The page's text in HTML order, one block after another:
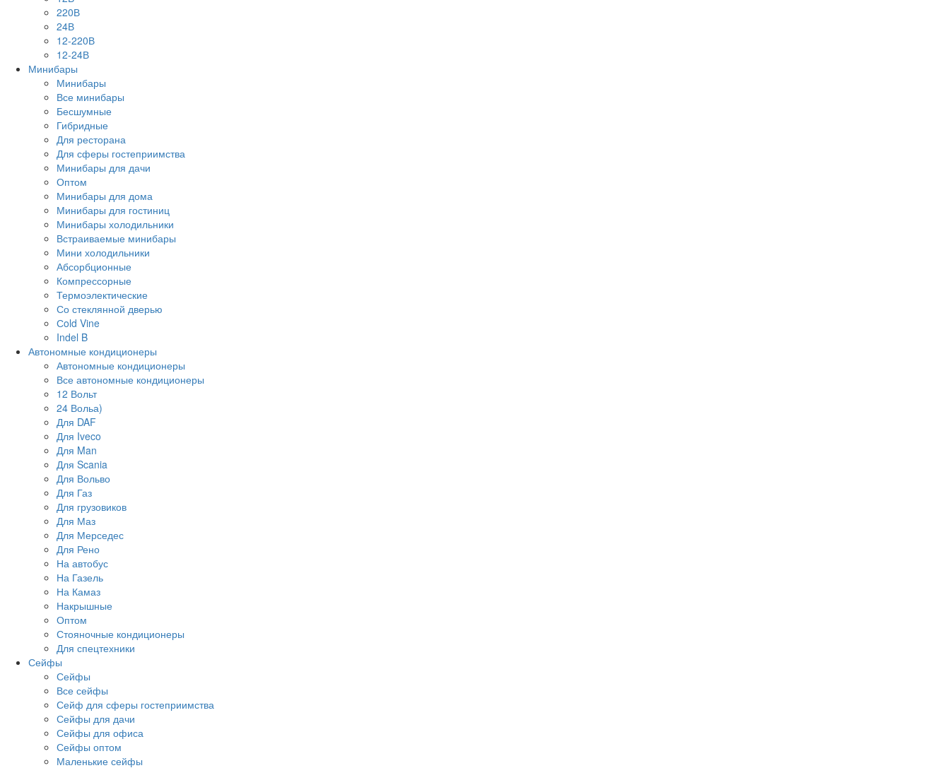
220В
24В
12-220В
12-24В
Минибары
Минибары
Все минибары
Бесшумные
Гибридные
Для ресторана
Для сферы гостеприимства
Минибары для дачи
Оптом
Минибары для дома
Минибары для гостиниц
Минибары холодильники
Встраиваемые минибары
Мини холодильники
Абсорбционные
Компрессорные
Термоэлектические
Со стеклянной дверью
Сold Vine
Indel B
Автономные кондиционеры
Автономные кондиционеры
Все автономные кондиционеры
12 Вольт
24 Вольа)
Для DAF
Для Iveco
Для Man
Для Scania
Для Вольво
Для Газ
Для грузовиков
Для Маз
Для Мерседес
Для Рено
На автобус
На Газель
На Камаз
Накрышные
Оптом
Стояночные кондиционеры
Для спецтехники
Сейфы
Сейфы
Все сейфы
Сейф для сферы гостеприимства
Сейфы для дачи
Сейфы для офиса
Сейфы оптом
Маленькие сейфы